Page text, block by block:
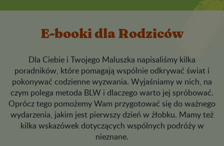
E-booki dla Rodziców
Dla Ciebie i Twojego Maluszka napisaliśmy kilka
poradników, które pomagają wspólnie odkrywać świat i
pokonywać codzienne wyzwania. Wyjaśniamy w nich, na
czym polega metoda BLW i dlaczego warto jej spróbować.
Oprócz tego pomożemy Wam przygotować się do ważnego
wydarzenia, jakim jest pierwszy dzień w żłobku. Mamy też
kilka wskazówek dotyczących wspólnych podróży w
nieznane.